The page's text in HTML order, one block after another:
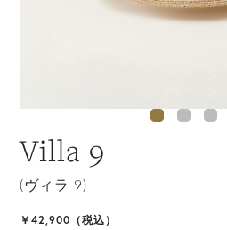
Villa 9
(ヴィラ 9)
￥42,900（税込）